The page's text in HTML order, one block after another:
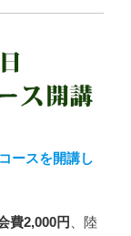
ースを開講し
費2,000円
、陸